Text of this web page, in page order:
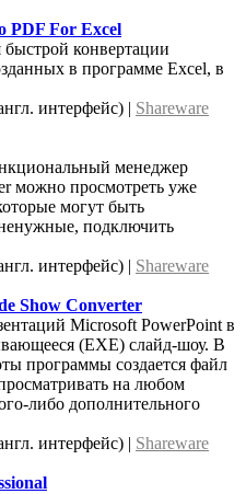
PDF For Excel
конвертации
в программе Excel, в
интерфейс) | Shareware
менеджер
можно просмотреть уже
могут быть
подключить
интерфейс) | Shareware
Show Converter
Microsoft PowerPoint в
(EXE) слайд-шоу. В
программы создается файл
на любом
либо дополнительного
интерфейс) | Shareware